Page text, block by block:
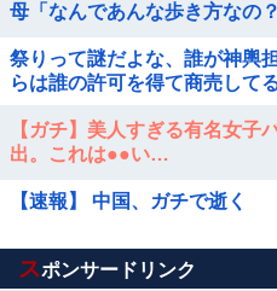
母「なんであんな歩き方なの
祭りって謎だよな、誰が神輿
らは誰の許可を得て商売して
【ガチ】美人すぎる有名女子
出。これは●●い…
【速報】 中国、ガチで逝く
Powered by livedoor 相互RSS
スポンサードリンク